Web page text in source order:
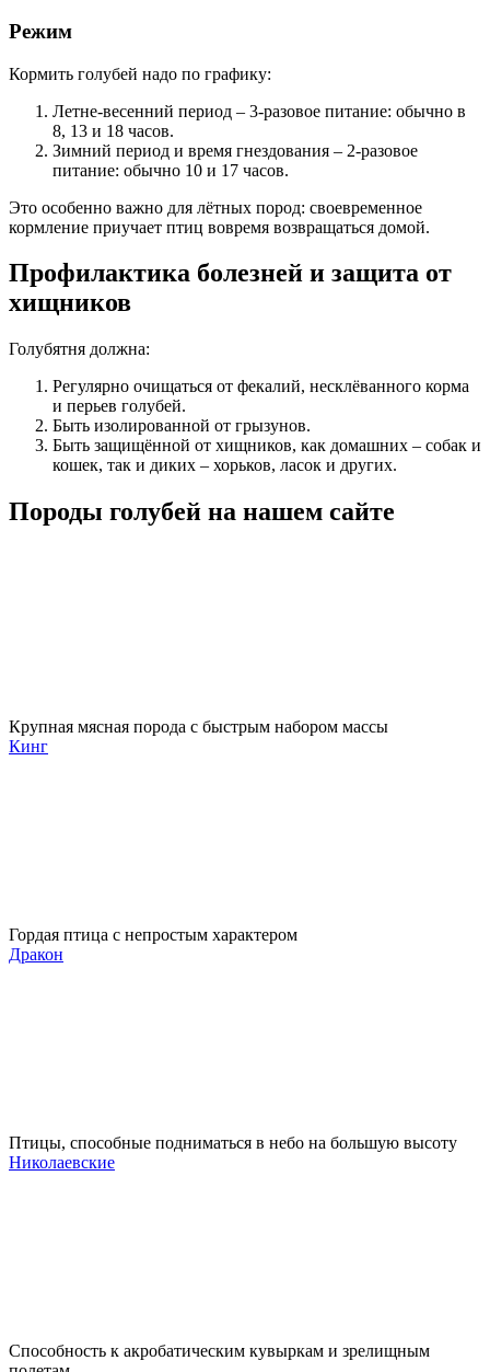
Режим
Кормить голубей надо по графику:
Летне-весенний период – 3-разовое питание: обычно в
8, 13 и 18 часов.
Зимний период и время гнездования – 2-разовое
питание: обычно 10 и 17 часов.
Это особенно важно для лётных пород: своевременное
кормление приучает птиц вовремя возвращаться домой.
Профилактика болезней и защита от
хищников
Голубятня должна:
Регулярно очищаться от фекалий, несклёванного корма
и перьев голубей.
Быть изолированной от грызунов.
Быть защищённой от хищников, как домашних – собак и
кошек, так и диких – хорьков, ласок и других.
Породы голубей на нашем сайте
Крупная мясная порода с быстрым набором массы
Кинг
Гордая птица с непростым характером
Дракон
Птицы, способные подниматься в небо на большую высоту
Николаевские
Способность к акробатическим кувыркам и зрелищным